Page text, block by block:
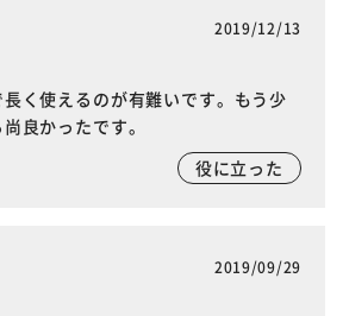
2019/12/13
く使えるのが有難いです。もう少
良かったです。
役に立った
2019/09/29